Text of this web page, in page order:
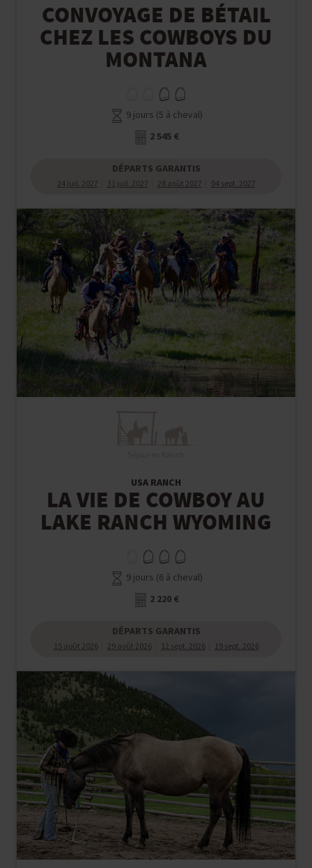
CONVOYAGE DE BÉTAIL
CHEZ LES COWBOYS DU
MONTANA
9 jours (5 à cheval)
2 545 €
DÉPARTS GARANTIS
24 juil. 2027 31 juil. 2027 28 août 2027 04 sept. 2027
USA RANCH
LA VIE DE COWBOY AU
LAKE RANCH WYOMING
9 jours (6 à cheval)
2 220 €
DÉPARTS GARANTIS
15 août 2026 29 août 2026 12 sept. 2026 19 sept. 2026